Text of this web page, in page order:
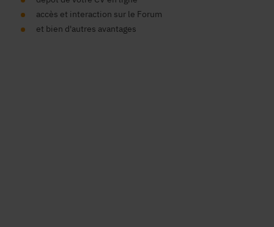
accès et interaction sur le Forum
et bien d'autres avantages